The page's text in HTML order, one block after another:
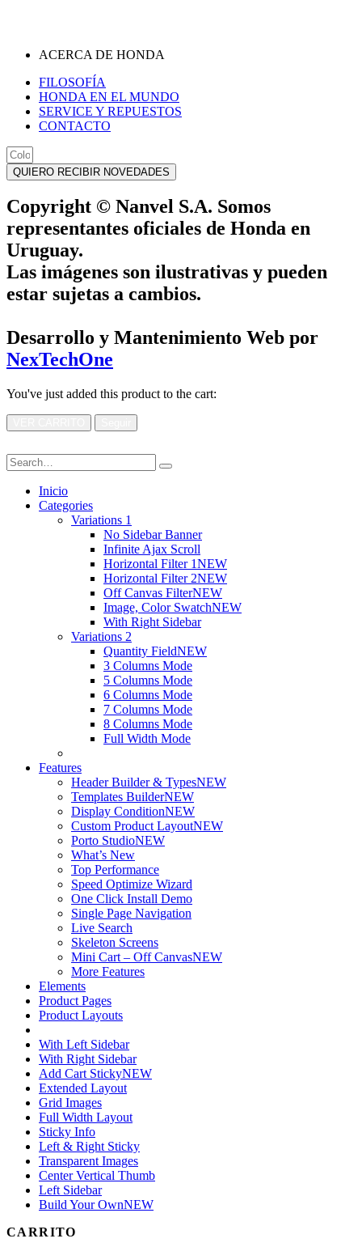
ACERCA DE HONDA
FILOSOFÍA
HONDA EN EL MUNDO
SERVICE Y REPUESTOS
CONTACTO
QUIERO RECIBIR NOVEDADES
Copyright © Nanvel S.A. Somos
representantes oficiales de Honda en
Uruguay.
Las imágenes son ilustrativas y pueden
estar sujetas a cambios.
Desarrollo y Mantenimiento Web por
NexTechOne
You've just added this product to the cart:
Inicio
Categories
Variations 1
No Sidebar Banner
Infinite Ajax Scroll
Horizontal Filter 1NEW
Horizontal Filter 2NEW
Off Canvas FilterNEW
Image, Color SwatchNEW
With Right Sidebar
Variations 2
Quantity FieldNEW
3 Columns Mode
5 Columns Mode
6 Columns Mode
7 Columns Mode
8 Columns Mode
Full Width Mode
Features
Header Builder & TypesNEW
Templates BuilderNEW
Display ConditionNEW
Custom Product LayoutNEW
Porto StudioNEW
What’s New
Top Performance
Speed Optimize Wizard
One Click Install Demo
Single Page Navigation
Live Search
Skeleton Screens
Mini Cart – Off CanvasNEW
More Features
Elements
Product Pages
Product Layouts
With Left Sidebar
With Right Sidebar
Add Cart StickyNEW
Extended Layout
Grid Images
Full Width Layout
Sticky Info
Left & Right Sticky
Transparent Images
Center Vertical Thumb
Left Sidebar
Build Your OwnNEW
CARRITO